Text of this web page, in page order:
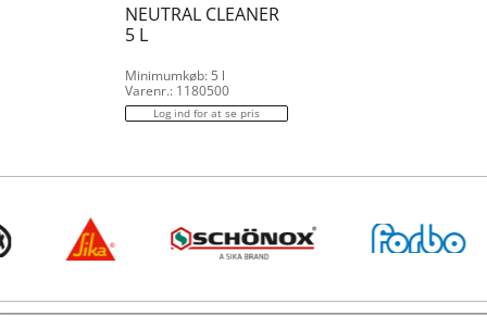
NEUTRAL CLEANER
5 L
Minimumkøb: 5 l
Varenr.: 1180500
Log ind for at se pris